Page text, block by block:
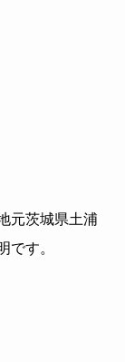
元茨城県土浦
です。